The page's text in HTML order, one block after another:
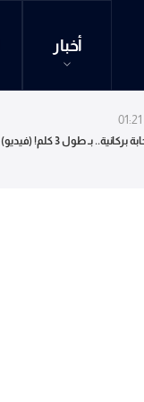
أخبار
01:21
بـ طول 3 كلم! (فيديو)